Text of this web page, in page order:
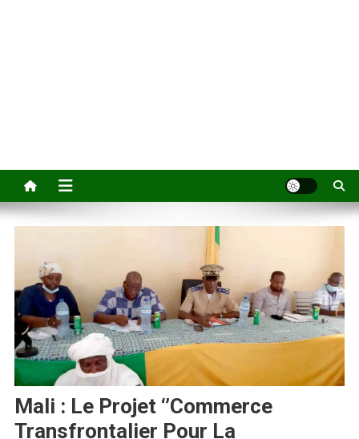
Mali : Le Projet ‘’Commerce
Transfrontalier Pour La